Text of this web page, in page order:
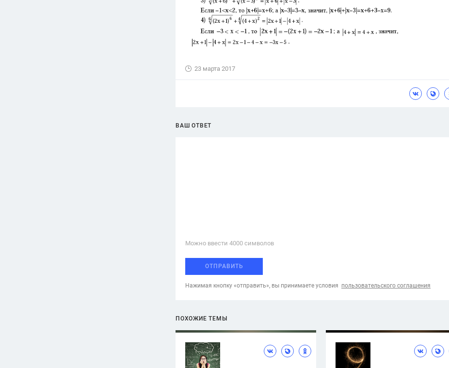
23 марта 2017
ВАШ ОТВЕТ
Можно ввести 4000 cимволов
ОТПРАВИТЬ
Нажимая кнопку «отправить», вы принимаете условия пользовательского соглашения
ПОХОЖИЕ ТЕМЫ